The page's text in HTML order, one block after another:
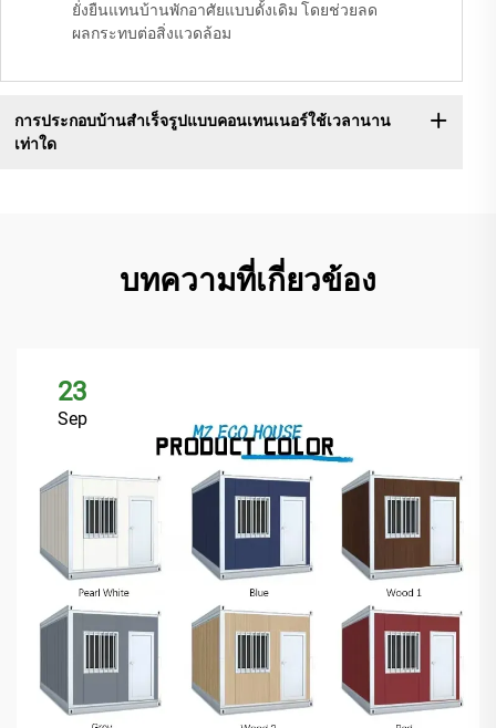
ยั่งยืนแทนบ้านพักอาศัยแบบดั้งเดิม โดยช่วยลด
ผลกระทบต่อสิ่งแวดล้อม
การประกอบบ้านสำเร็จรูปแบบคอนเทนเนอร์ใช้เวลานาน
เท่าใด
บทความที่เกี่ยวข้อง
23
Sep